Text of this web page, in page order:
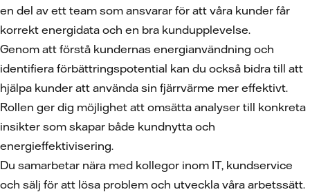
en del av ett team som ansvarar för att våra kunder får
korrekt energidata och en bra kundupplevelse.
Genom att förstå kundernas energianvändning och
identifiera förbättringspotential kan du också bidra till att
hjälpa kunder att använda sin fjärrvärme mer effektivt.
Rollen ger dig möjlighet att omsätta analyser till konkreta
insikter som skapar både kundnytta och
energieffektivisering.
Du samarbetar nära med kollegor inom IT, kundservice
och sälj för att lösa problem och utveckla våra arbetssätt.